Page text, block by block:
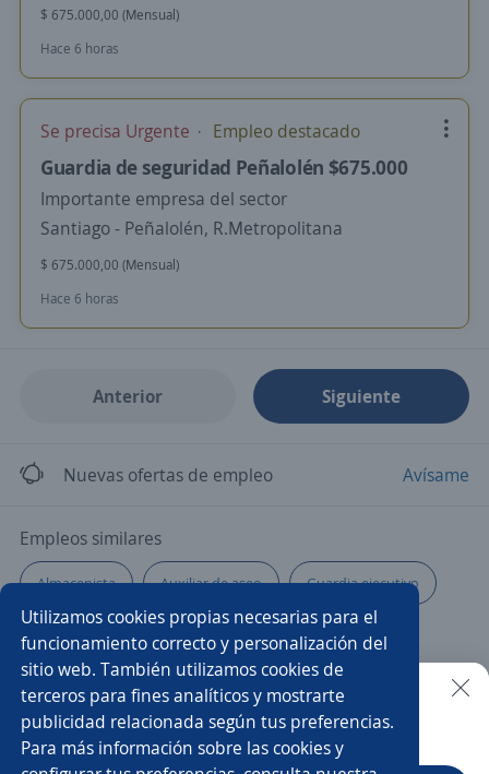
Utilizamos cookies propias necesarias para el
funcionamiento correcto y personalización del
sitio web. También utilizamos cookies de
terceros para fines analíticos y mostrarte
publicidad relacionada según tus preferencias.
Para más información sobre las cookies y
$ 675.000,00 (Mensual)
Hace 6 horas
Se precisa Urgente Empleo destacado
Guardia de seguridad Peñalolén $675.000
Importante empresa del sector
Santiago - Peñalolén, R.Metropolitana
$ 675.000,00 (Mensual)
Hace 6 horas
Anterior Siguiente
Nuevas ofertas de empleo Avísame
Empleos similares
Almacenista Auxiliar de aseo Guardia ejecutivo
Guardias Guardia monitorista Técnico/a
Operador/a de monitoreo Operario/a fierrero
Ayudante de limpieza Prevencionista de riesgos
Buscar es más fácil en la app